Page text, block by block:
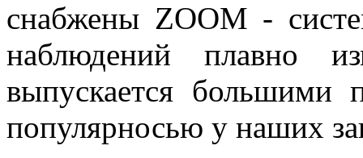
снабжены ZOOM -
наблюдений плавно
выпускается большими
популярносью у наших